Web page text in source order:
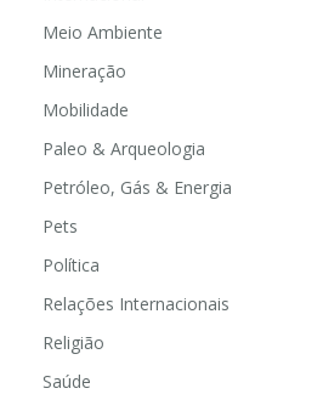
Meio Ambiente
Mineração
Mobilidade
Paleo & Arqueologia
Petróleo, Gás & Energia
Pets
Política
Relações Internacionais
Religião
Saúde